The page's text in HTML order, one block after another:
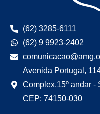
(62) 3285-6111
(62) 9 9923-2402
Avenida Portugal,
Complex,15º andar -
CEP: 74150-030